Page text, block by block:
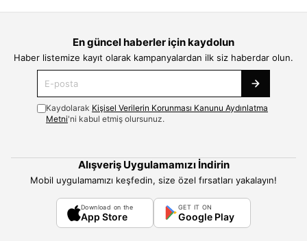
En güncel haberler için kaydolun
Haber listemize kayıt olarak kampanyalardan ilk siz haberdar olun.
Kaydolarak Kişisel Verilerin Korunması Kanunu Aydınlatma
Metni'ni kabul etmiş olursunuz.
Alışveriş Uygulamamızı İndirin
Mobil uygulamamızı keşfedin, size özel fırsatları yakalayın!
Download on the
App Store
GET IT ON
Google Play